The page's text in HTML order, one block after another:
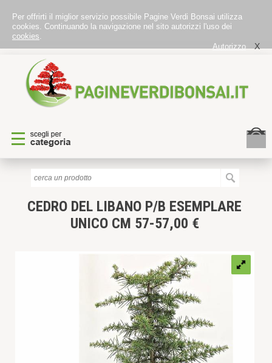
Per offrirti il miglior servizio possibile Pagine Verdi Bonsai utilizza
cookies. Continuando la navigazione nel sito autorizzi l'uso dei
cookies.
Autorizzo
X
CEDRO DEL LIBANO P/B ESEMPLARE
UNICO CM 57-57,00 €